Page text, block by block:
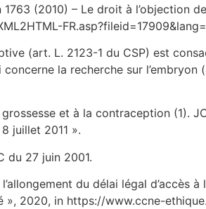
(2010) – Le droit à l’objection
(art. L. 2123-1 du CSP) est
la recherche sur l’embryon
et à la contraception (1).
juillet 2011 ».
du 27 juin 2001.
du délai légal d’accès à
», 2020, in https://www.ccne-